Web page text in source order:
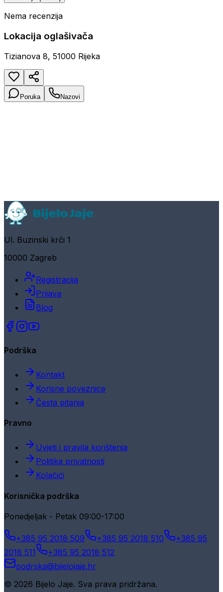
Nema recenzija
Lokacija oglašivača
Tizianova 8, 51000 Rijeka
Poruka Nazovi
Ul. Buzinski krči 1
10000 Zagreb
Registracija
Prijava
Blog
Podrška
Kontakt
Korisne poveznice
Česta pitanja
Pravno
Uvjeti i pravila korištenja
Politika privatnosti
Kolačići
Korisnička podrška
Ponedjeljak - Petak 09:00-17:00
+385 95 2018 509 +385 95 2018 510
+385 95
2018 511
+385 95 2018 512
podrska@bijelojaje.hr
© 2026 Bijelo Jaje. Sva prava pridržana.